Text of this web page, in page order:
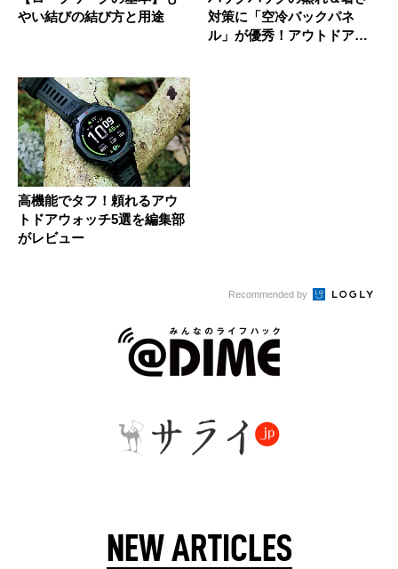
やい結びの結び方と用途
対策に「空冷バックパネ
ル」が優秀！アウトドアラ
高機能でタフ！頼れるアウ
トドアウォッチ5選を編集部
がレビュー
Recommended by
NEW ARTICLES